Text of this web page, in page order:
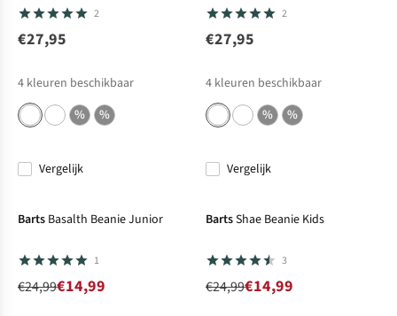
2
€27,95
4 kleuren beschikbaar
%
%
Vergelijk
2
€27,95
4 kleuren beschikbaar
%
%
Vergelijk
Barts Basalth Beanie Junior
1
€24,99€14,99
BartsShae Beanie Kids
3
€24,99€14,99